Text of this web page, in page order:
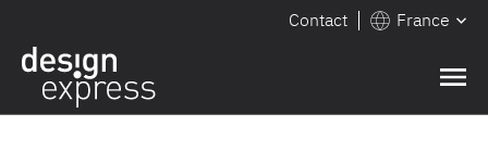
Contact France